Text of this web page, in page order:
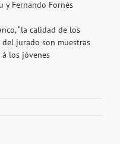
y Fernando Fornés
“la calidad de los
jurado son muestras
los jóvenes